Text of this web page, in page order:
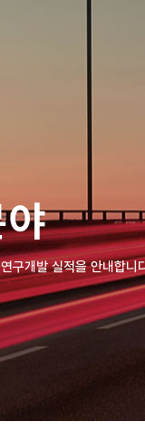
구개발 실적을 안내합니